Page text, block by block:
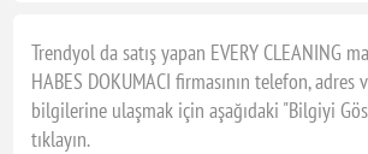
Trendyol da satış yapan EVERY CLEANING
HABES DOKUMACI firmasının telefon,
bilgilerine ulaşmak için aşağıdaki "Bilgiyi
tıklayın.